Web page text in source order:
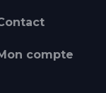
compte